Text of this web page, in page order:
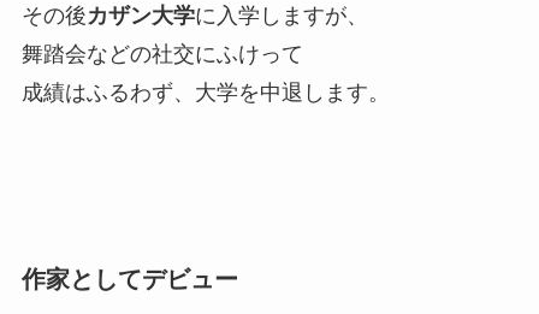
その後カザン大学に入学しますが、
舞踏会などの社交にふけって
成績はふるわず、大学を中退します。
作家としてデビュー